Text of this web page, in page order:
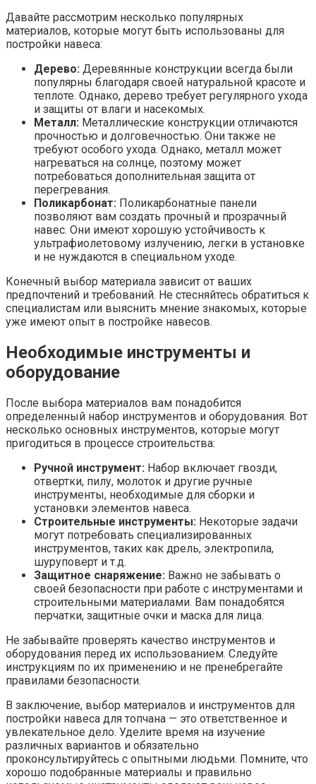
Давайте рассмотрим несколько популярных
материалов, которые могут быть использованы для
постройки навеса:
Дерево: Деревянные конструкции всегда были
популярны благодаря своей натуральной красоте и
теплоте. Однако, дерево требует регулярного ухода
и защиты от влаги и насекомых.
Металл: Металлические конструкции отличаются
прочностью и долговечностью. Они также не
требуют особого ухода. Однако, металл может
нагреваться на солнце, поэтому может
потребоваться дополнительная защита от
перегревания.
Поликарбонат: Поликарбонатные панели
позволяют вам создать прочный и прозрачный
навес. Они имеют хорошую устойчивость к
ультрафиолетовому излучению, легки в установке
и не нуждаются в специальном уходе.
Конечный выбор материала зависит от ваших
предпочтений и требований. Не стесняйтесь обратиться к
специалистам или выяснить мнение знакомых, которые
уже имеют опыт в постройке навесов.
Необходимые инструменты и
оборудование
После выбора материалов вам понадобится
определенный набор инструментов и оборудования. Вот
несколько основных инструментов, которые могут
пригодиться в процессе строительства:
Ручной инструмент: Набор включает гвозди,
отвертки, пилу, молоток и другие ручные
инструменты, необходимые для сборки и
установки элементов навеса.
Строительные инструменты: Некоторые задачи
могут потребовать специализированных
инструментов, таких как дрель, электропила,
шуруповерт и т.д.
Защитное снаряжение: Важно не забывать о
своей безопасности при работе с инструментами и
строительными материалами. Вам понадобятся
перчатки, защитные очки и маска для лица.
Не забывайте проверять качество инструментов и
оборудования перед их использованием. Следуйте
инструкциям по их применению и не пренебрегайте
правилами безопасности.
В заключение, выбор материалов и инструментов для
постройки навеса для топчана — это ответственное и
увлекательное дело. Уделите время на изучение
различных вариантов и обязательно
проконсультируйтесь с опытными людьми. Помните, что
хорошо подобранные материалы и правильно